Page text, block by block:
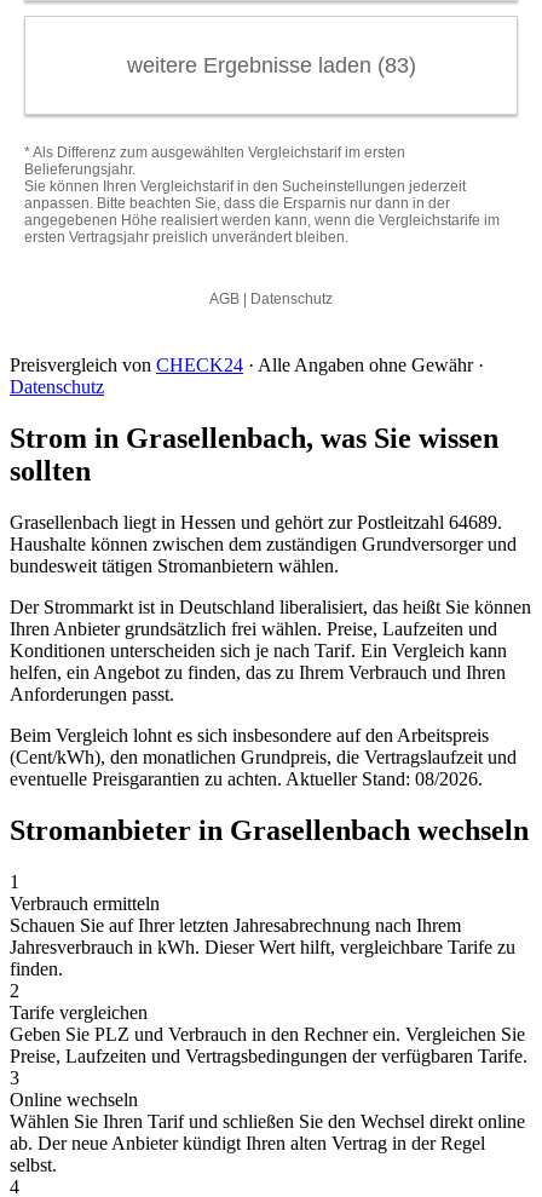
Preisvergleich von CHECK24 · Alle Angaben ohne Gewähr ·
Datenschutz
Strom in Grasellenbach, was Sie wissen
sollten
Grasellenbach liegt in Hessen und gehört zur Postleitzahl 64689.
Haushalte können zwischen dem zuständigen Grundversorger und
bundesweit tätigen Stromanbietern wählen.
Der Strommarkt ist in Deutschland liberalisiert, das heißt Sie können
Ihren Anbieter grundsätzlich frei wählen. Preise, Laufzeiten und
Konditionen unterscheiden sich je nach Tarif. Ein Vergleich kann
helfen, ein Angebot zu finden, das zu Ihrem Verbrauch und Ihren
Anforderungen passt.
Beim Vergleich lohnt es sich insbesondere auf den Arbeitspreis
(Cent/kWh), den monatlichen Grundpreis, die Vertragslaufzeit und
eventuelle Preisgarantien zu achten. Aktueller Stand: 08/2026.
Stromanbieter in Grasellenbach wechseln
1
Verbrauch ermitteln
Schauen Sie auf Ihrer letzten Jahresabrechnung nach Ihrem
Jahresverbrauch in kWh. Dieser Wert hilft, vergleichbare Tarife zu
finden.
2
Tarife vergleichen
Geben Sie PLZ und Verbrauch in den Rechner ein. Vergleichen Sie
Preise, Laufzeiten und Vertragsbedingungen der verfügbaren Tarife.
3
Online wechseln
Wählen Sie Ihren Tarif und schließen Sie den Wechsel direkt online
ab. Der neue Anbieter kündigt Ihren alten Vertrag in der Regel
selbst.
4